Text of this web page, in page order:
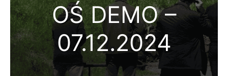
OŚ DEMO –
07.12.2024